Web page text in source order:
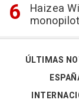
Haizea
ÚLTIMAS